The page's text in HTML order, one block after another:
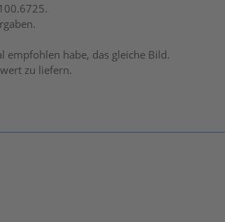
empfohlen habe, das gleiche Bild.
zu liefern.